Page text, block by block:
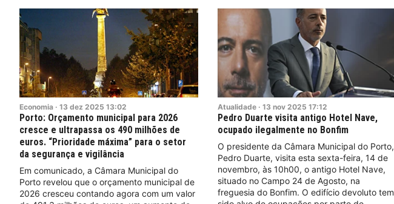
Economia · 13 dez 2025 13:02
Porto: Orçamento municipal para 2026
cresce e ultrapassa os 490 milhões de
euros. “Prioridade máxima” para o setor
da segurança e vigilância
Em comunicado, a Câmara Municipal do
Porto revelou que o orçamento municipal de
2026 cresceu contando agora com um valor
Atualidade · 13 nov 2025 17:12
Pedro Duarte visita antigo Hotel Nave,
ocupado ilegalmente no Bonfim
O presidente da Câmara Municipal do Porto,
Pedro Duarte, visita esta sexta-feira, 14 de
novembro, às 10h00, o antigo Hotel Nave,
situado no Campo 24 de Agosto, na
freguesia do Bonfim. O edifício devoluto tem